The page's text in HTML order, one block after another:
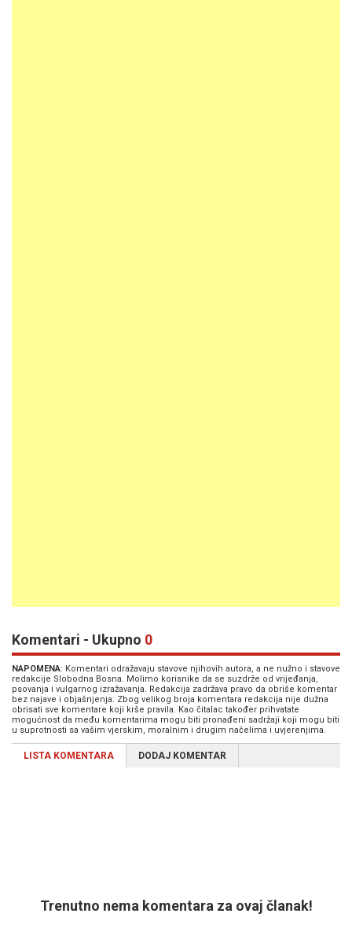
Komentari - Ukupno 0
NAPOMENA: Komentari odražavaju stavove njihovih autora, a ne nužno i stavove
redakcije Slobodna Bosna. Molimo korisnike da se suzdrže od vrijeđanja,
psovanja i vulgarnog izražavanja. Redakcija zadržava pravo da obriše komentar
bez najave i objašnjenja. Zbog velikog broja komentara redakcija nije dužna
obrisati sve komentare koji krše pravila. Kao čitalac također prihvatate
mogućnost da među komentarima mogu biti pronađeni sadržaji koji mogu biti
u suprotnosti sa vašim vjerskim, moralnim i drugim načelima i uvjerenjima.
LISTA KOMENTARA DODAJ KOMENTAR
Trenutno nema komentara za ovaj članak!